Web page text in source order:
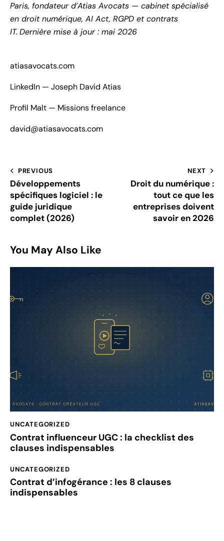
Paris, fondateur d’Atias Avocats — cabinet spécialisé
en droit numérique, AI Act, RGPD et contrats
IT. Dernière mise à jour : mai 2026
atiasavocats.com
LinkedIn — Joseph David Atias
Profil Malt — Missions freelance
david@atiasavocats.com
PREVIOUS
Développements
spécifiques logiciel : le
guide juridique
complet (2026)
NEXT
Droit du numérique :
tout ce que les
entreprises doivent
savoir en 2026
You May Also Like
UNCATEGORIZED
Contrat influenceur UGC : la checklist des
clauses indispensables
UNCATEGORIZED
Contrat d’infogérance : les 8 clauses
indispensables